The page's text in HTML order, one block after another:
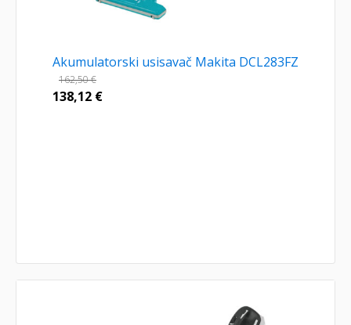
Akumulatorski usisavač Makita DCL283FZ
162,50€
138,12 €